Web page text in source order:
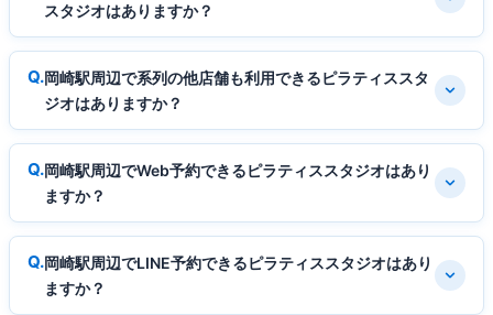
スタジオはありますか？
岡崎駅周辺で系列の他店舗も利用できるピラティススタ
ジオはありますか？
岡崎駅周辺でWeb予約できるピラティススタジオはあり
ますか？
岡崎駅周辺でLINE予約できるピラティススタジオはあり
ますか？